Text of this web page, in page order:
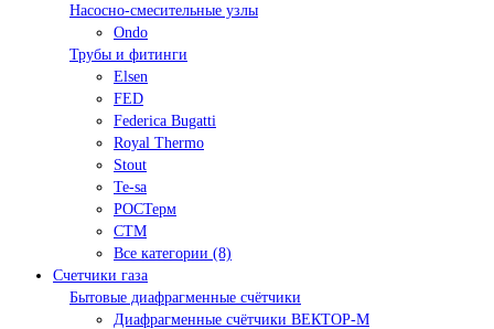
Насосно-смесительные узлы
Ondo
Трубы и фитинги
Elsen
FED
Federica Bugatti
Royal Thermo
Stout
Te-sa
РОСТерм
СТМ
Все категории (8)
Счетчики газа
Бытовые диафрагменные счётчики
Диафрагменные счётчики ВЕКТОР-М